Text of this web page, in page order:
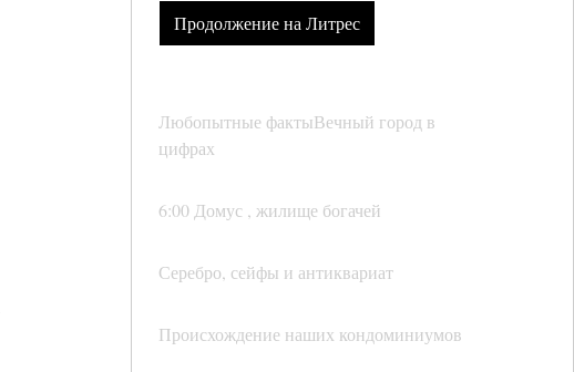
Продолжение на Литрес
Любопытные фактыВечный город в
цифрах
6:00 Домус , жилище богачей
Серебро, сейфы и антиквариат
Происхождение наших кондоминиумов